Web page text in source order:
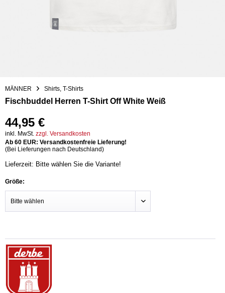
MÄNNER Shirts, T-Shirts
Fischbuddel Herren T-Shirt Off White Weiß
44,95 €
inkl. MwSt. zzgl. Versandkosten
Ab 60 EUR: Versandkostenfreie Lieferung!
(Bei Lieferungen nach Deutschland)
Lieferzeit: Bitte wählen Sie die Variante!
Größe: